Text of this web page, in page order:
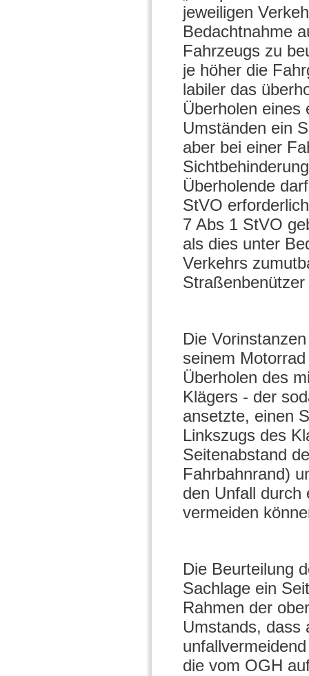
jeweiligen
Bedachtnahme
Fahrzeugs zu
je höher die
labiler das
Überholen eines
Umständen ein
aber bei einer
Überholende
StVO
7 Abs 1 StVO
als dies unter
Verkehrs
Die
seinem
Überholen des
Klägers - der
ansetzte, einen
Linkszugs des
Seitenabstand
Fahrbahnrand)
den Unfall durch
vermeiden
Die Beurteilung
Sachlage ein
Rahmen der
Umstands, dass
die vom OGH